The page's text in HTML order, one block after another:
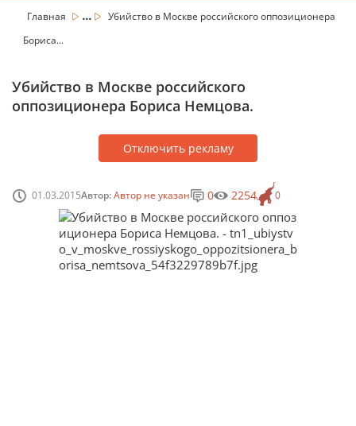
Главная ...
Убийство в Москве российского оппозиционера
Бориса...
Убийство в Москве российского
оппозиционера Бориса Немцова.
Отключить рекламу
01.03.2015Автор:Автор не указан 0
0 2254